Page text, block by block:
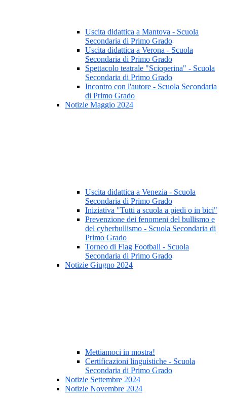
Uscita didattica a Mantova - Scuola
Secondaria di Primo Grado
Uscita didattica a Verona - Scuola
Secondaria di Primo Grado
Spettacolo teatrale "Scioperina" - Scuola
Secondaria di Primo Grado
Incontro con l'autore - Scuola Secondaria
di Primo Grado
Notizie Maggio 2024
Uscita didattica a Venezia - Scuola
Secondaria di Primo Grado
Iniziativa "Tutti a scuola a piedi o in bici"
Prevenzione dei fenomeni del bullismo e
del cyberbullismo - Scuola Secondaria di
Primo Grado
Torneo di Flag Football - Scuola
Secondaria di Primo Grado
Notizie Giugno 2024
Mettiamoci in mostra!
Certificazioni linguistiche - Scuola
Secondaria di Primo Grado
Notizie Settembre 2024
Notizie Novembre 2024